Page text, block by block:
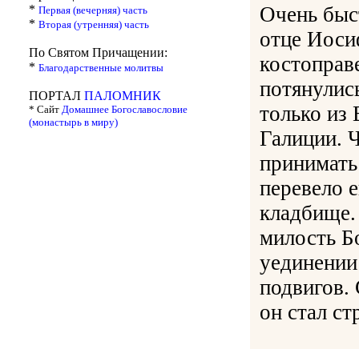
* Первая (вечерняя) часть
* Вторая (утренняя) часть
По Святом Причащении:
* Благодарственные молитвы
ПОРТАЛ ПАЛОМНИК
* Сайт Домашнее Богославословие
(монастырь в миру)
Очень
отце
только
Галиции.
перевело
милость
он стал